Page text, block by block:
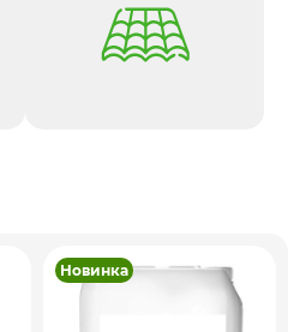
Новинка